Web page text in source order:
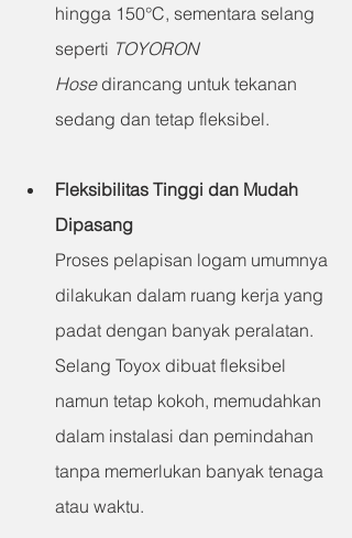
hingga 150°C, sementara selang
seperti TOYORON
Hose dirancang untuk tekanan
sedang dan tetap fleksibel.
Fleksibilitas Tinggi dan Mudah
Dipasang
Proses pelapisan logam umumnya
dilakukan dalam ruang kerja yang
padat dengan banyak peralatan.
Selang Toyox dibuat fleksibel
namun tetap kokoh, memudahkan
dalam instalasi dan pemindahan
tanpa memerlukan banyak tenaga
atau waktu.